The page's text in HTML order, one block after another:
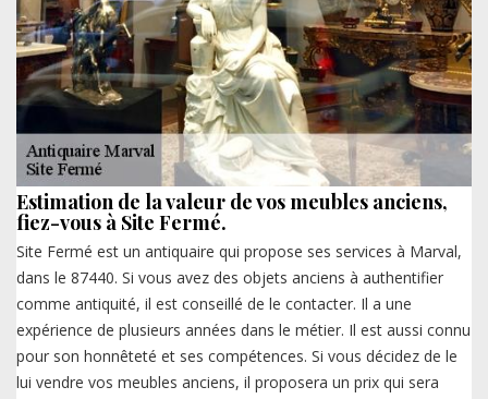
Estimation de la valeur de vos meubles anciens,
fiez-vous à Site Fermé.
Site Fermé est un antiquaire qui propose ses services à Marval,
dans le 87440. Si vous avez des objets anciens à authentifier
comme antiquité, il est conseillé de le contacter. Il a une
expérience de plusieurs années dans le métier. Il est aussi connu
pour son honnêteté et ses compétences. Si vous décidez de le
lui vendre vos meubles anciens, il proposera un prix qui sera